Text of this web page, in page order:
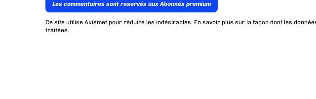
Les commentaires sont reservés aux Abonnés premium
Ce site utilise Akismet pour réduire les indésirables. En savoir plus sur la façon dont les
traitées.